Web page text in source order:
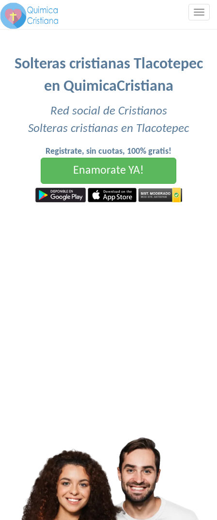
Solteras cristianas Tlacotepec
en QuimicaCristiana
Red social de Cristianos
Solteras cristianas en Tlacotepec
Registrate, sin cuotas, 100% gratis!
Enamorate YA!